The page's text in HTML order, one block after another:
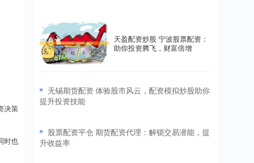
决策
时也
天盈配资炒股 宁波股票配资：
助你投资腾飞，财富倍增
​无锡期货配资 体验股市风云，配资模拟炒股助你
提升投资技能
​股票配资平仓 期货配资代理：解锁交易潜能，提
升收益率